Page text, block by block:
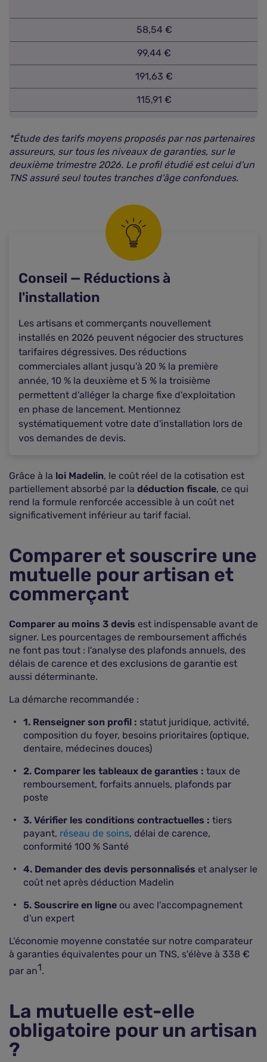
58,54 €
99,44 €
191,63 €
115,91 €
*Étude des tarifs moyens proposés par nos partenaires
assureurs, sur tous les niveaux de garanties, sur le
deuxième trimestre 2026. Le profil étudié est celui d'un
TNS assuré seul toutes tranches d'âge confondues.
Conseil — Réductions à
l'installation
Les artisans et commerçants nouvellement
installés en 2026 peuvent négocier des structures
tarifaires dégressives. Des réductions
commerciales allant jusqu'à 20 % la première
année, 10 % la deuxième et 5 % la troisième
permettent d'alléger la charge fixe d'exploitation
en phase de lancement. Mentionnez
systématiquement votre date d'installation lors de
vos demandes de devis.
Grâce à la loi Madelin, le coût réel de la cotisation est
partiellement absorbé par la déduction fiscale, ce qui
rend la formule renforcée accessible à un coût net
significativement inférieur au tarif facial.
Comparer et souscrire une
mutuelle pour artisan et
commerçant
Comparer au moins 3 devis est indispensable avant de
signer. Les pourcentages de remboursement affichés
ne font pas tout : l'analyse des plafonds annuels, des
délais de carence et des exclusions de garantie est
aussi déterminante.
La démarche recommandée :
1. Renseigner son profil : statut juridique, activité,
composition du foyer, besoins prioritaires (optique,
dentaire, médecines douces)
2. Comparer les tableaux de garanties : taux de
remboursement, forfaits annuels, plafonds par
poste
3. Vérifier les conditions contractuelles : tiers
payant, réseau de soins, délai de carence,
conformité 100 % Santé
4. Demander des devis personnalisés et analyser le
coût net après déduction Madelin
5. Souscrire en ligne ou avec l'accompagnement
d'un expert
L'économie moyenne constatée sur notre comparateur
à garanties équivalentes pour un TNS, s'élève à 338 €
par an1.
La mutuelle est-elle
obligatoire pour un artisan
?